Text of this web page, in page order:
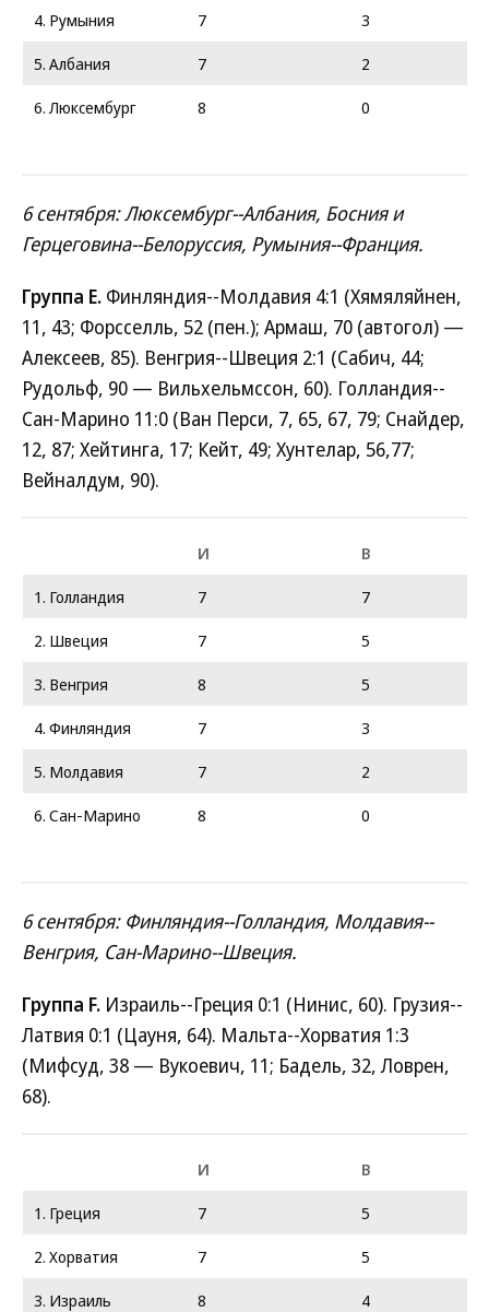
4. Румыния 7
3
5. Албания
7
2
6. Люксембург
8 0
6 сентября: Люксембург--Албания, Босния и
Герцеговина--Белоруссия, Румыния--Франция.
Группа E. Финляндия--Молдавия 4:1 (Хямяляйнен,
11, 43; Форсселль, 52 (пен.); Армаш, 70 (автогол) —
Алексеев, 85). Венгрия--Швеция 2:1 (Сабич, 44;
Рудольф, 90 — Вильхельмссон, 60). Голландия--
Сан-Марино 11:0 (Ван Перси, 7, 65, 67, 79; Снайдер,
12, 87; Хейтинга, 17; Кейт, 49; Хунтелар, 56,77;
Вейналдум, 90).
И
В
1. Голландия
7
7
2. Швеция
7
5
3. Венгрия
8
5
4. Финляндия
7
3
5. Молдавия
7
2
6. Сан-Марино
8 0
6 сентября: Финляндия--Голландия, Молдавия--
Венгрия, Сан-Марино--Швеция.
Группа F. Израиль--Греция 0:1 (Нинис, 60). Грузия--
Латвия 0:1 (Цауня, 64). Мальта--Хорватия 1:3
(Мифсуд, 38 — Вукоевич, 11; Бадель, 32, Ловрен,
68).
И
В
1. Греция
7
5
2. Хорватия
7
5
3. Израиль
8
4